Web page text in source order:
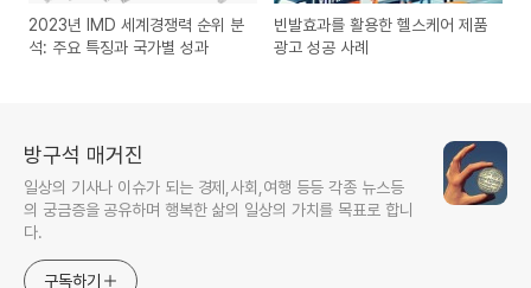
2023년 IMD 세계경쟁력 순위 분
석: 주요 특징과 국가별 성과
빈발효과를 활용한 헬스케어 제품
광고 성공 사례
방구석 매거진
일상의 기사나 이슈가 되는 경제,사회,여행 등등 각종 뉴스등
의 궁금증을 공유하며 행복한 삶의 일상의 가치를 목표로 합니
다.
구독하기